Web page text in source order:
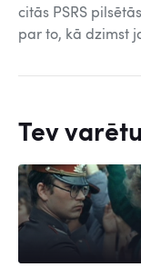
citās PSRS
par to, kā dzimst
Tev